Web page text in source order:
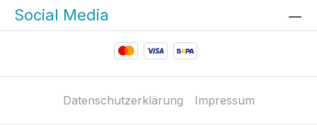
Social Media
Datenschutzerklärung Impressum